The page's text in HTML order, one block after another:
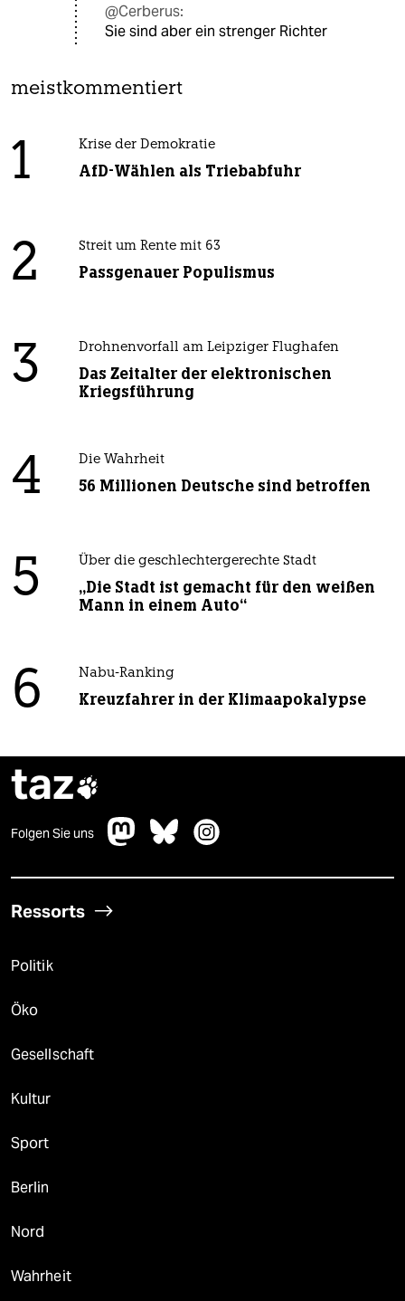
@Cerberus:
Sie sind aber ein strenger Richter
meistkommentiert
1 Krise der Demokratie
AfD-Wählen als Triebabfuhr
2 Streit um Rente mit 63
Passgenauer Populismus
3 Drohnenvorfall am Leipziger Flughafen
Das Zeitalter der elektronischen
Kriegsführung
4 Die Wahrheit
56 Millionen Deutsche sind betroffen
5 Über die geschlechtergerechte Stadt
„Die Stadt ist gemacht für den weißen
Mann in einem Auto“
6 Nabu-Ranking
Kreuzfahrer in der Klimaapokalypse
taz
Folgen Sie uns
Ressorts
Politik
Öko
Gesellschaft
Kultur
Sport
Berlin
Nord
Wahrheit